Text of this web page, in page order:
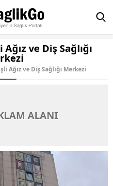
ve Diş Sağlığı
Ağız ve Diş Sağlığı Merkezi
ALANI